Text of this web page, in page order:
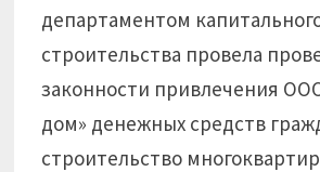
департаментом
строительства провела
законности привлечения
дом» денежных средств
строительство